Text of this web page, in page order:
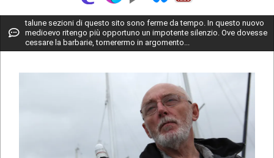
Primary
Navigation
Menu
talune sezioni di questo sito sono ferme da tempo. In questo nuovo
medioevo ritengo più opportuno un impotente silenzio. Ove dovesse
cessare la barbarie, tornerermo in argomento...